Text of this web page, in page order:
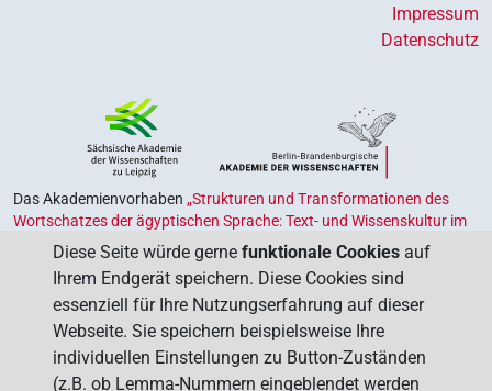
Impressum
Datenschutz
Das Akademienvorhaben „Strukturen und Transformationen des
Wortschatzes der ägyptischen Sprache: Text- und Wissenskultur im
Alten Ägypten‟
ist Teil des von Bund und Ländern geförderten
, das der Erhaltung, Sicherung und
Vergegenwärtigung unseres kulturellen Erbes dient. Koordiniert wird
das Programm von derUnion der Deutschen Akademien der
Wissenschaften.
Diese Seite würde gerne funktionale Cookies auf
Ihrem Endgerät speichern. Diese Cookies sind
essenziell für Ihre Nutzungserfahrung auf dieser
Webseite. Sie speichern beispielsweise Ihre
individuellen Einstellungen zu Button-Zuständen
(z.B. ob Lemma-Nummern eingeblendet werden